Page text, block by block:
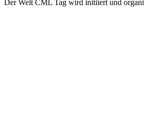
Der Welt CML Tag wird initiiert und